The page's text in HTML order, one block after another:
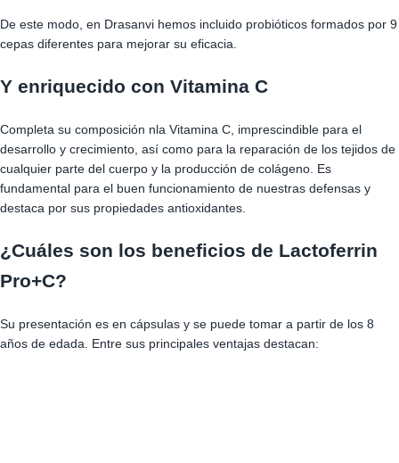
De este modo, en Drasanvi hemos incluido probióticos formados por 9
cepas diferentes para mejorar su eficacia.
Y enriquecido con Vitamina C
Completa su composición nla Vitamina C, imprescindible para el
desarrollo y crecimiento, así como para la reparación de los tejidos de
cualquier parte del cuerpo y la producción de colágeno. Es
fundamental para el buen funcionamiento de nuestras defensas y
destaca por sus propiedades antioxidantes.
¿Cuáles son los beneficios de Lactoferrin
Pro+C?
Su presentación es en cápsulas y se puede tomar a partir de los 8
años de edada. Entre sus principales ventajas destacan: